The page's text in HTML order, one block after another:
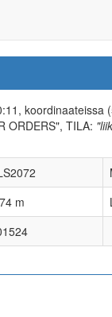
koordinaateissa
ORDERS", TILA:
m